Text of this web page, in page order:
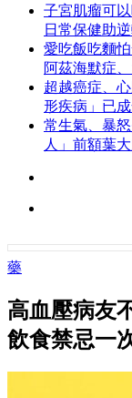
子宮肌瘤可
日常保健助
愛吃飯吃麵
阿茲海默症
超越癌症、
形疾病」已
常生氣、暴
人」前額葉
藥
高血壓病友
飲食禁忌一